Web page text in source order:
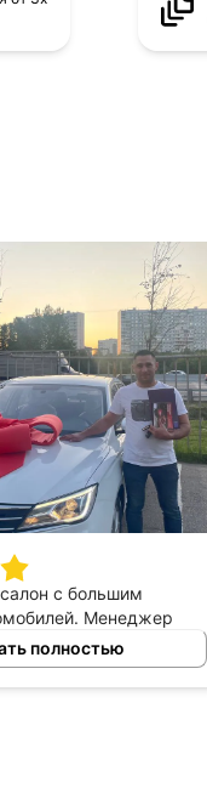
с большим
Менеджер
и прекрасно
выбрать авто
полностью